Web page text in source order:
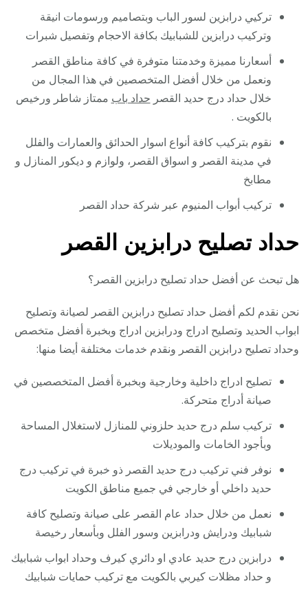
تركيي درابزين لسور الباب وبتصاميم ورسومات انيقة
وتركيب درابزين للشبابيك بكافة الاحجام وتفصيل شبرات
أسعارنا مميزة وخدمتنا متوفرة في كافة مناطق القصر
ونعمل من خلال أفضل المتخصصين في هذا المجال من
خلال حداد درج حديد القصر حداد باب ممتاز شاطر ورخيص
بالكويت .
نقوم بتركيب كافة أنواع اسوار الحدائق والعمارات والفلل
في مدينة القصر و اسواق القصر، ولوازم و ديكور المنازل و
مطابخ
تركيب أبواب المنيوم عبر شركة حداد القصر
حداد تصليح درابزين القصر
هل تبحث عن أفضل حداد تصليح درابزين القصر؟
نحن نقدم لكم أفضل حداد تصليح درابزين القصر لصيانة وتصليح
ابواب الحديد وتصليح ادراج ودرابزين ادراج وبخبرة أفضل متخصص
وحداد تصليح درابزين القصر ونقدم خدمات مختلفة أيضا منها:
تصليح ادراج داخلية وخارجية وبخبرة أفضل المتخصصين في
صيانة أدراج متحركة.
تركيب سلم درج حديد حلزوني للمنازل لاستغلال المساحة
وبأجود الخامات والموديلات
نوفر فني تركيب درج حديد القصر ذو خبرة في تركيب درج
حديد داخلي أو خارجي في جميع مناطق الكويت
نعمل من خلال حداد عام القصر على صيانة وتصليح كافة
شبابيك ودرايش ودرابزين وسور الفلل وبأسعار رخيصة
درابزين درج حديد عادي او دائري كيرف وحداد ابواب شبابيك
و حداد مظلات كيربي بالكويت مع تركيب حمايات شبابيك